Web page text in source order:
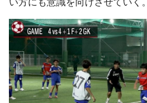
い方にも意識を向けさせていく。